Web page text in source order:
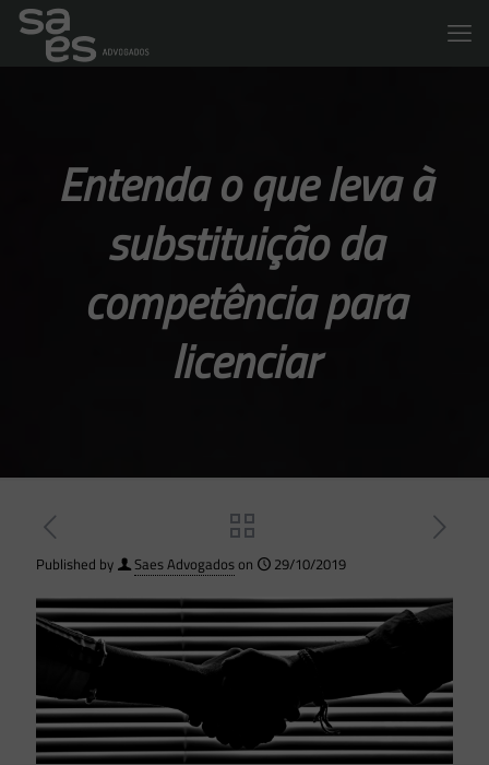
Entenda o que leva à
substituição da
competência para
licenciar
Published by Saes Advogadoson 29/10/2019